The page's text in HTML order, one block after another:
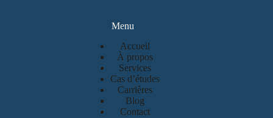
Menu
Accueil
À propos
Services
Cas d’études
Carrières
Blog
Contact